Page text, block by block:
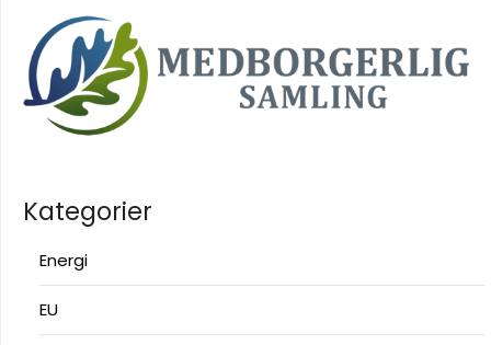
Kategorier
Energi
EU